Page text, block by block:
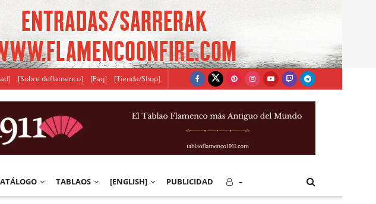
[Sobre deflamenco] [Faq] [Tienda/Shop]
TABLAOS [ENGLISH] PUBLICIDAD –